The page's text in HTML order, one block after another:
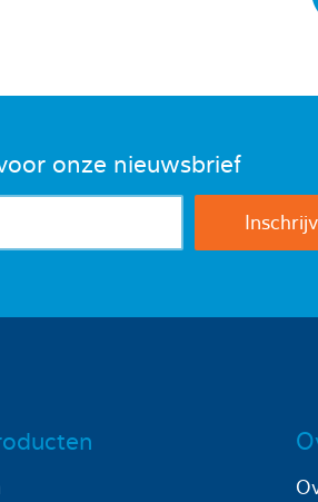
onze nieuwsbrief